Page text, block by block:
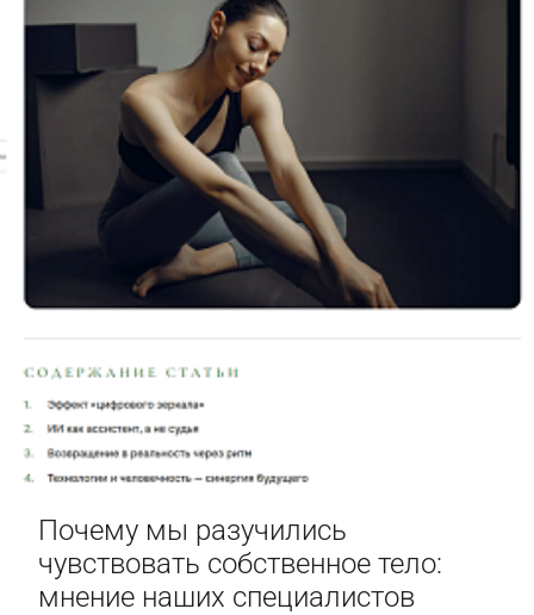
Почему мы разучились
чувствовать собственное тело:
мнение наших специалистов